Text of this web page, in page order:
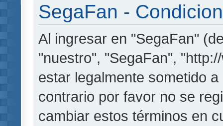
SegaFan -
Al ingresar en "SegaFan"
"nuestro", "SegaFan",
estar legalmente sometido
contrario por favor no se
cambiar estos términos en